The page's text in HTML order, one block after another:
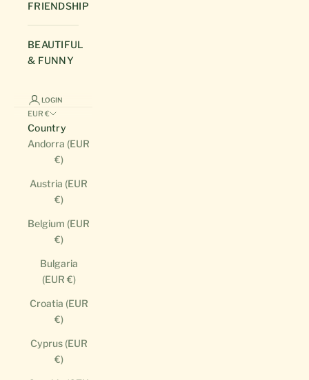
FRIENDSHIP
BEAUTIFUL
& FUNNY
LOGIN
EUR €
Country
Andorra (EUR
€)
Austria (EUR
€)
Belgium (EUR
€)
Bulgaria
(EUR €)
Croatia (EUR
€)
Cyprus (EUR
€)